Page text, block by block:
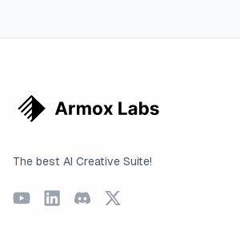
The best AI Creative Suite!